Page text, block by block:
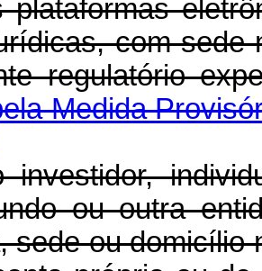
com sede
regulatório
Medida
ou outra
sede ou domicílio